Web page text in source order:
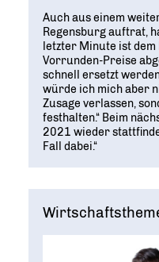
Auch aus einem
Regensburg auftrat,
letzter Minute ist
Vorrunden-Preise
schnell ersetzt
würde ich mich aber
Zusage verlassen,
festhalten.“ Beim
2021 wieder
Fall dabei.“